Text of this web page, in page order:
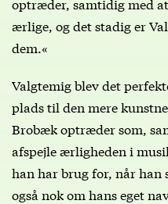
ærlige, og det stadig er
dem.«
Valgtemig blev det
plads til den mere
Brobæk optræder som,
afspejle ærligheden i
han har brug for, når han
også nok om hans eget